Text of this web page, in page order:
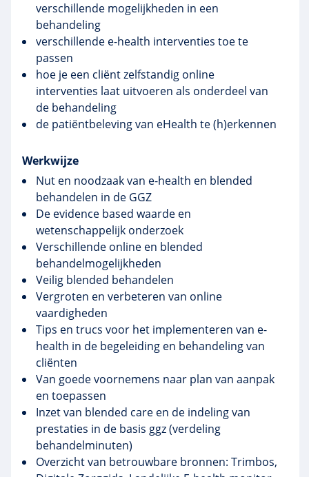
verschillende mogelijkheden in een
behandeling
verschillende e-health interventies toe te
passen
hoe je een cliënt zelfstandig online
interventies laat uitvoeren als onderdeel van
de behandeling
de patiëntbeleving van eHealth te (h)erkennen
Werkwijze
Nut en noodzaak van e-health en blended
behandelen in de GGZ
De evidence based waarde en
wetenschappelijk onderzoek
Verschillende online en blended
behandelmogelijkheden
Veilig blended behandelen
Vergroten en verbeteren van online
vaardigheden
Tips en trucs voor het implementeren van e-
health in de begeleiding en behandeling van
cliënten
Van goede voornemens naar plan van aanpak
en toepassen
Inzet van blended care en de indeling van
prestaties in de basis ggz (verdeling
behandelminuten)
Overzicht van betrouwbare bronnen: Trimbos,